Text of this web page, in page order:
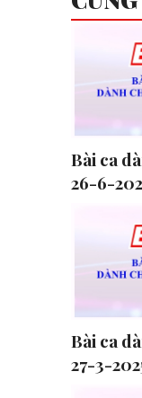
Bài ca
26-6-
Bài ca
27-3-